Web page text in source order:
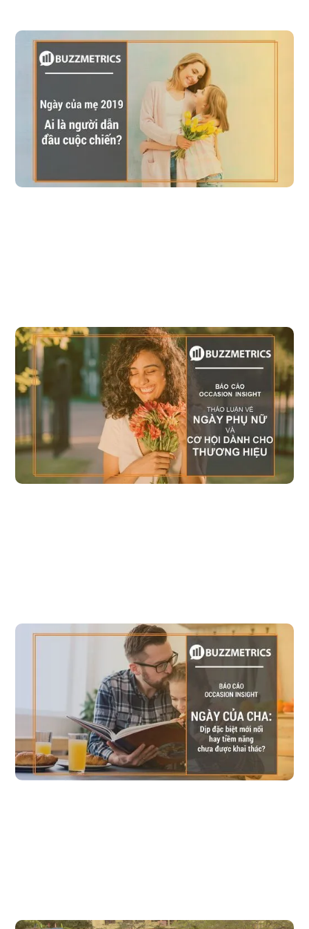
Ngày của mẹ 2019 - Ai là người dẫn đầu cuộc
chiến?
Năm 2019, Ngày của mẹ thực sự trở thành 1 cuộc chiến với sự tham
gia của hơn 246 thương hiệu, gấp 2 lần số lượng thương hiệu tham gia
vào Ngày của mẹ năm 2018. Số buzz trung bình do mỗi thương hiệu
tạo ra tăng 20% so với 2018. Vậy thương hiệu nào đang dẫn đầu cuộc
chiến? Và công thức thành công của thương hiệu đó là gì?
Đọc bài viết
Thảo luận về "Ngày phụ nữ" - Cơ hội và thách
thức cho thương hiệu
Trung bình mỗi ngày 8/3 hoặc 20/10 tạo ra 5.3 triệu lượng bài viết và
thảo luận. Ngày phụ nữ (8/3 và 20/10) là một dịp đặc biệt quan trọng
và quen thuộc với đa số người tiêu dùng Việt Nam. Chính vì vậy, dịp
này luôn tạo được sự ồn ào và thu hút mối quan tâm lớn từ nhiều đối
tượng trên mạng xã hội.
Đọc bài viết
Ngày của cha: Dịp đặc biệt mới nổi hay tiềm năng
chưa được khai thác?
"Một năm có 3-4 ngày dành cho mẹ nhưng chỉ có 1 ngày của cha." Là
dịp duy nhất dành cho cha trong năm, Ngày của cha đã đáp ứng được
nhu cầu bày tỏ tình cảm của người tiêu dùng dành cho họ. Làm thế
nào để thương hiệu tận dụng được tiềm năng của ngày?
Đọc bài viết